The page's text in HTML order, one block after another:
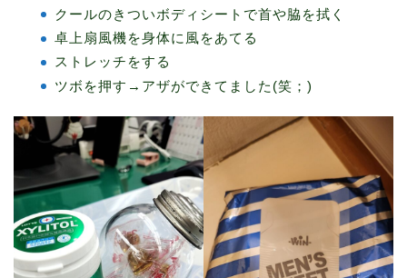
クールのきついボディシートで首や脇を拭く
卓上扇風機を身体に風をあてる
ストレッチをする
ツボを押す→アザができてました(笑；)